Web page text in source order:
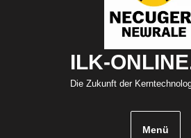
ILK-
Die Zukunft der
Menü